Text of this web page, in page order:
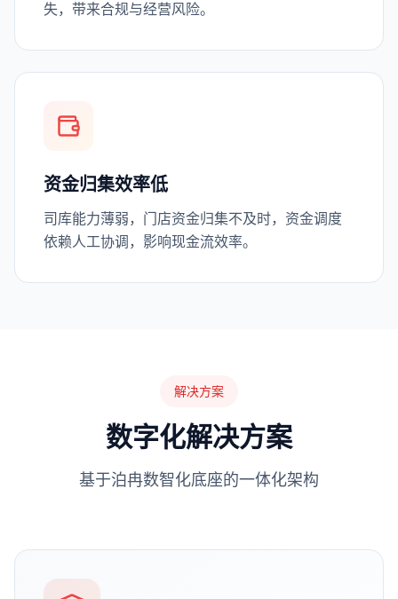
失，带来合规与经营风险。
资金归集效率低
司库能力薄弱，门店资金归集不及时，资金调度
依赖人工协调，影响现金流效率。
解决方案
数字化解决方案
基于泊冉数智化底座的一体化架构